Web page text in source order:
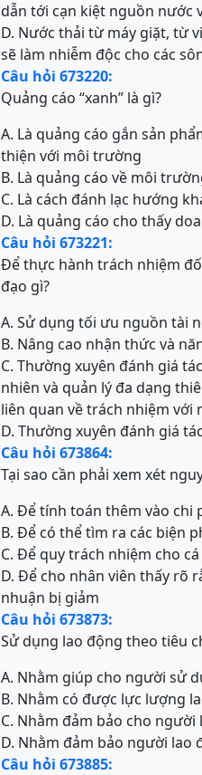
dẫn tới cạn kiệt nguồn nước
D. Nước thải từ máy giặt, từ
sẽ làm nhiễm độc cho các
Câu hỏi 673220:
Quảng cáo “xanh” là gì?
A. Là quảng cáo gắn sản
thiện với môi trường
B. Là quảng cáo về môi
C. Là cách đánh lạc hướng
D. Là quảng cáo cho thấy
Câu hỏi 673221:
Để thực hành trách nhiệm
đạo gì?
A. Sử dụng tối ưu nguồn tài
B. Nâng cao nhận thức và
C. Thường xuyên đánh giá
nhiên và quản lý đa dạng
liên quan về trách nhiệm với
D. Thường xuyên đánh giá
Câu hỏi 673864:
Tại sao cần phải xem xét
A. Để tính toán thêm vào chi
B. Để có thể tìm ra các biện
C. Để quy trách nhiệm cho
D. Để cho nhân viên thấy rõ
nhuận bị giảm
Câu hỏi 673873:
Sử dụng lao động theo tiêu
A. Nhằm giúp cho người sử
B. Nhằm có được lực lượng
C. Nhằm đảm bảo cho
D. Nhằm đảm bảo người
Câu hỏi 673885: